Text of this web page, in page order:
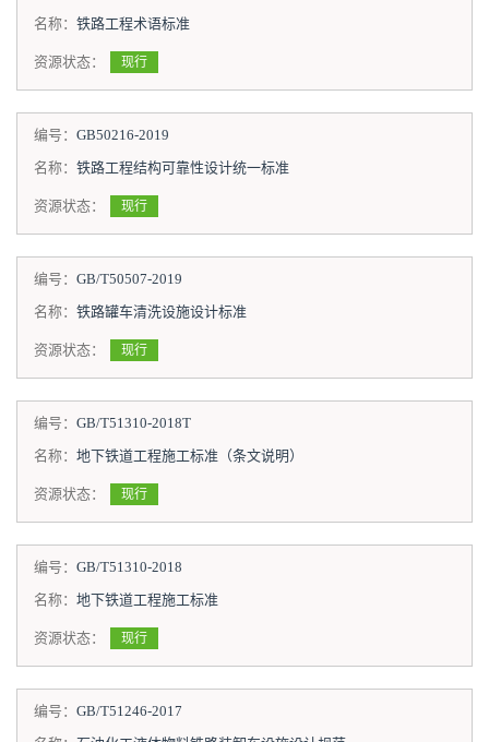
名称： 铁路工程术语标准
资源状态： 现行
编号： GB50216-2019
名称： 铁路工程结构可靠性设计统一标准
资源状态： 现行
编号： GB/T50507-2019
名称： 铁路罐车清洗设施设计标准
资源状态： 现行
编号： GB/T51310-2018T
名称： 地下铁道工程施工标准（条文说明）
资源状态： 现行
编号： GB/T51310-2018
名称： 地下铁道工程施工标准
资源状态： 现行
编号： GB/T51246-2017